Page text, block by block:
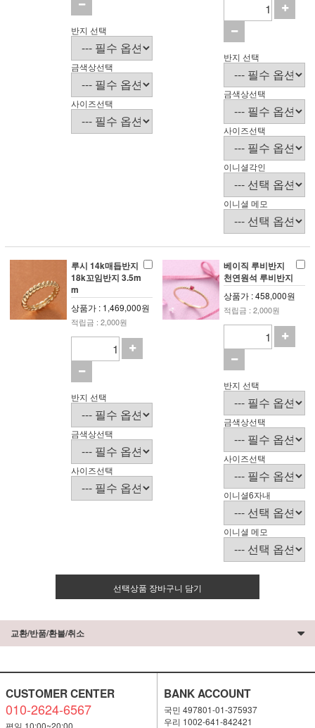
반지 선택
금색상선택
사이즈선택
반지 선택
금색상선택
사이즈선택
이니셜각인
이니셜 메모
루시 14k매듭반지
18k꼬임반지 3.5m
m
상품가 : 1,469,000원
적립금 : 2,000원
반지 선택
금색상선택
사이즈선택
베이직 루비반지
천연원석 루비반지
상품가 : 458,000원
적립금 : 2,000원
반지 선택
금색상선택
사이즈선택
이니셜6자내
이니셜 메모
선택상품 장바구니 담기
교환/반품/환불/취소
CUSTOMER CENTER
010-2624-6567
평일 10:00~20:00
BANK ACCOUNT
국민 497801-01-375937
우리 1002-641-842421